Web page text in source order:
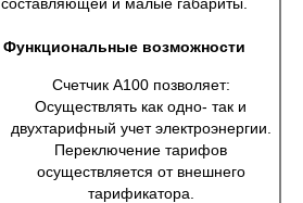
Функциональные возможности
Счетчик А100 позволяет:
Осуществлять как одно- так и
двухтарифный учет электроэнергии.
Переключение тарифов
осуществляется от внешнего
тарификатора.